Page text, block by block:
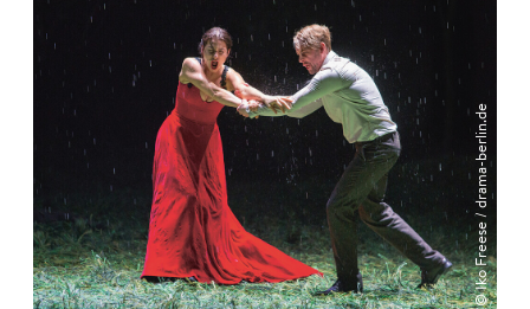
© Iko Freese / drama-berlin.de